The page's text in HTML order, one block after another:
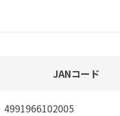
JANコード
4991966102005